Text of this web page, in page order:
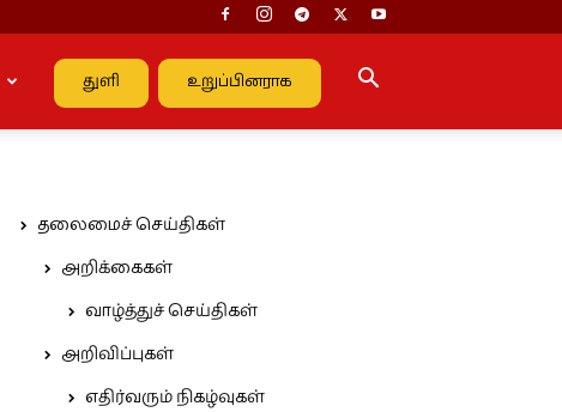
துளி உறுப்பினராக
தலைமைச் செய்திகள்
அறிக்கைகள்
வாழ்த்துச் செய்திகள்
அறிவிப்புகள்
எதிர்வரும் நிகழ்வுகள்